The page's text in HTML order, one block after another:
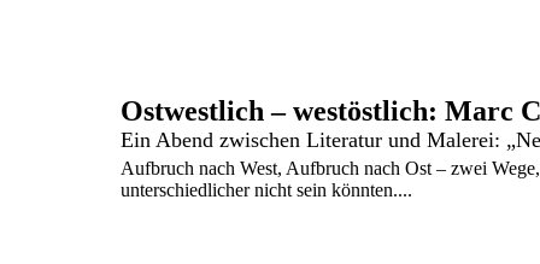
Ostwestlich – westöstlich: Marc
Aufbruch nach West, Aufbruch nach Ost – zwei
unterschiedlicher nicht sein könnten....